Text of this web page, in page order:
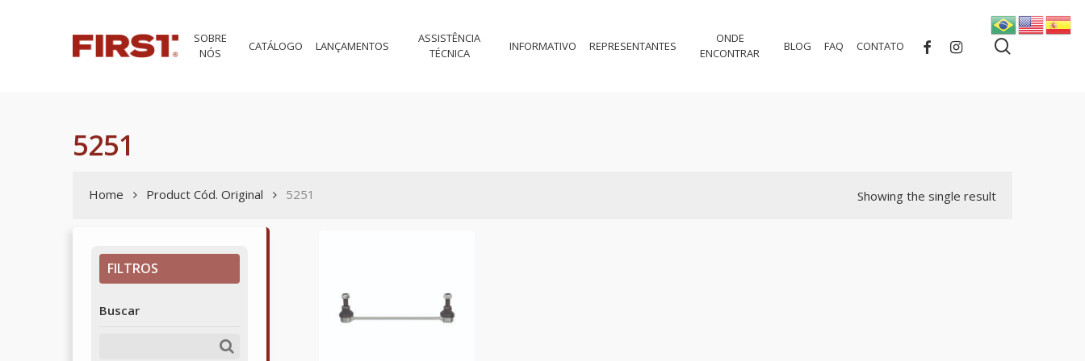
SOBRE
NÓS
CATÁLOGO LANÇAMENTOS
ASSISTÊNCIA
TÉCNICA
INFORMATIVO REPRESENTANTES
ONDE
ENCONTRAR
BLOG FAQ CONTATO FACEBOOKINSTAGRAM
5251
Showing the single result
Home Product Cód. Original 5251
FILTROS
Buscar